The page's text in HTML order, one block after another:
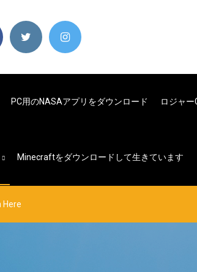
PC用のNASAアプリをダウンロード ロジャ
Minecraftをダウンロードして生きています